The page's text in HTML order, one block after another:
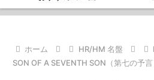
ホーム HR/HM 名盤
SON OF A SEVENTH SON（第七の予